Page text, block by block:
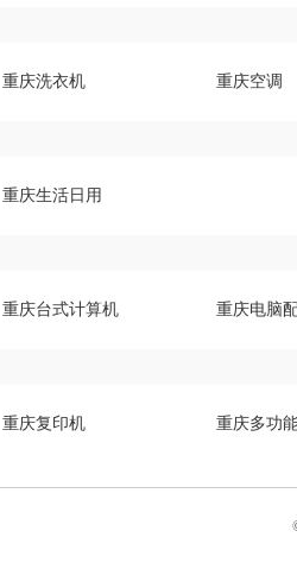
重庆洗衣机 重庆空调
重庆生活日用
重庆台式计算机 重庆电脑
重庆复印机 重庆多功